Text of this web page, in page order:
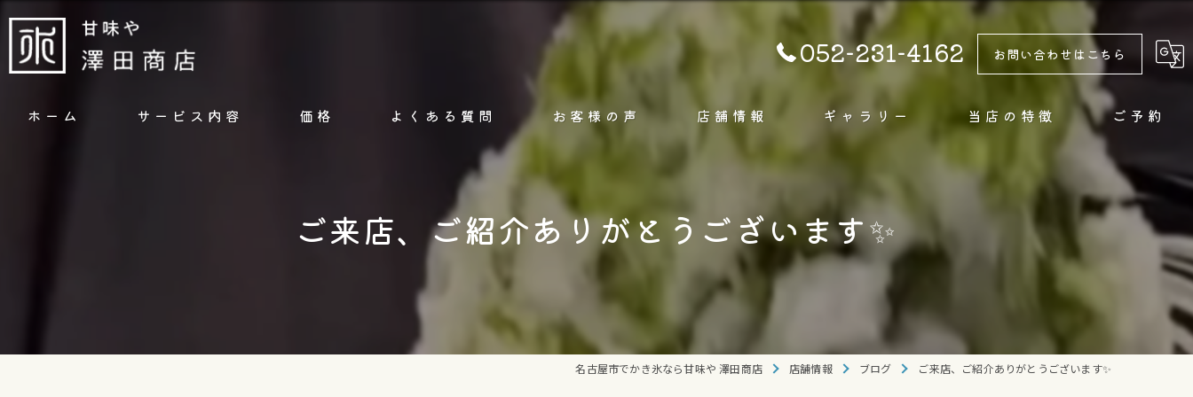
052-231-4162 お問い合わせはこちら
ホーム サービス内容 価格 よくある質問 お客様の声 店舗情報
ブログ
ギャラリー 当店の特徴
純氷
ご予約
ご来店、ご紹介ありがとうございます✨
名古屋市でかき氷なら甘味や 澤田商店 店舗情報 ブログ ご来店、ご紹介ありがとうございます✨